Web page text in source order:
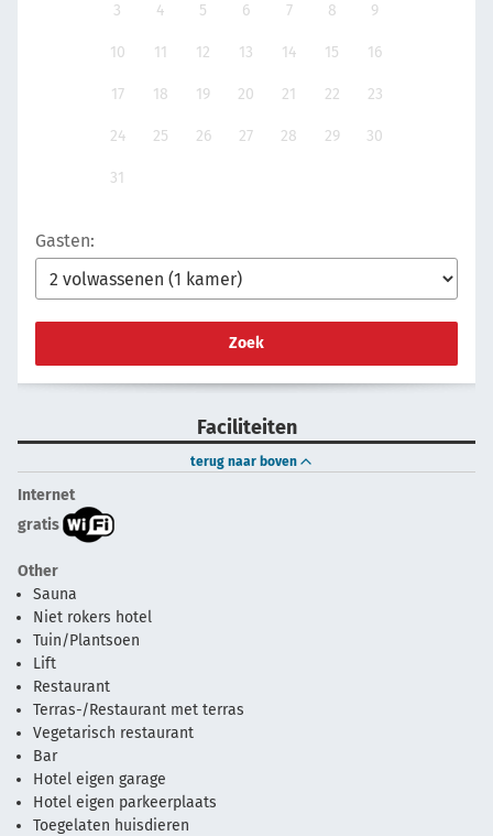
3 4 5 6 7 8 9
10 11 12 13 14 15 16
17 18 19 20 21 22 23
24 25 26 27 28 29 30
31
Gasten:
Zoek
Faciliteiten
terug naar boven
Internet
gratis
Other
Sauna
Niet rokers hotel
Tuin/Plantsoen
Lift
Restaurant
Terras-/Restaurant met terras
Vegetarisch restaurant
Bar
Hotel eigen garage
Hotel eigen parkeerplaats
Toegelaten huisdieren